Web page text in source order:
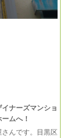
ナーズマンショ
ムへ！
んです。目黒区